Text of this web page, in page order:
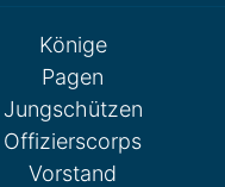
Könige
Pagen
Jungschützen
Offizierscorps
Vorstand